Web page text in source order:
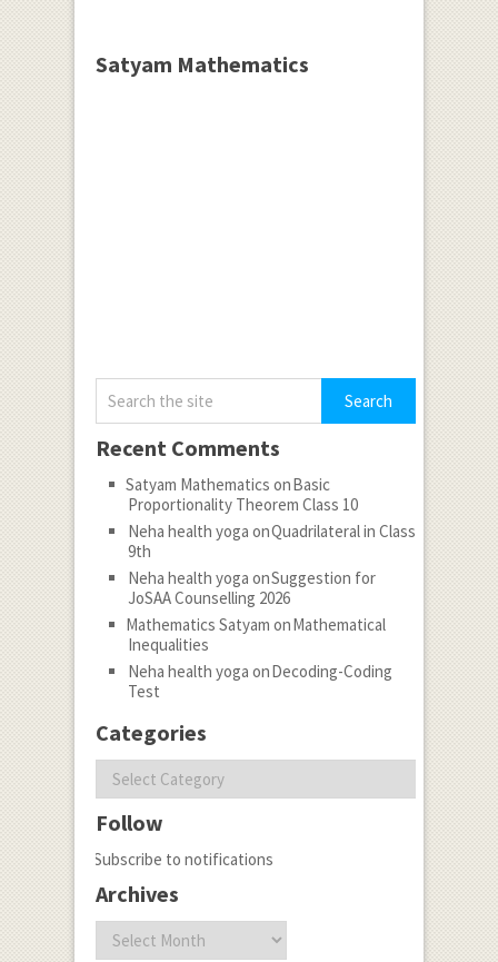
Satyam Mathematics
Recent Comments
Satyam Mathematics onBasic
Proportionality Theorem Class 10
Neha health yoga onQuadrilateral in Class
9th
Neha health yoga onSuggestion for
JoSAA Counselling 2026
Mathematics Satyam onMathematical
Inequalities
Neha health yoga onDecoding-Coding
Test
Categories
Categories
Follow
Subscribe to notifications
Archives
Archives